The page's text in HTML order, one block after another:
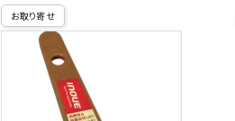
お取り寄せ